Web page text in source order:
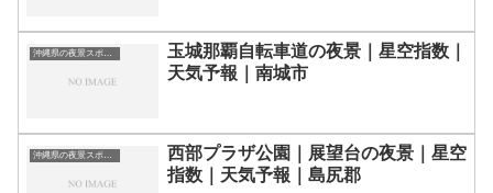
沖縄県の夜景スポット一覧
玉城那覇自転車道の夜景｜星空指数｜
天気予報｜南城市
沖縄県の夜景スポット一覧
西部プラザ公園｜展望台の夜景｜星空
指数｜天気予報｜島尻郡